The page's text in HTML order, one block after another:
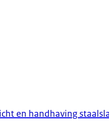
en handhaving